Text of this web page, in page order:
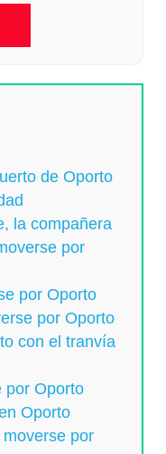
de Oporto
la compañera
por
por Oporto
por Oporto
con el tranvía
por Oporto
Oporto
por